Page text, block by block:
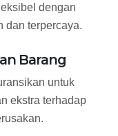
dengan
dan terpercaya.
Barang
untuk
ekstra terhadap